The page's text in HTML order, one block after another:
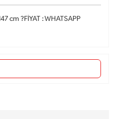
cm ?FİYAT : WHATSAPP